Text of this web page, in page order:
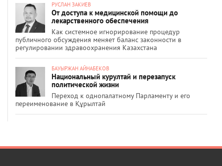
РУСЛАН ЗАКИЕВ
От доступа к медицинской помощи до
лекарственного обеспечения
Как системное игнорирование процедур
публичного обсуждения меняет баланс законности в
регулировании здравоохранения Казахстана
БАУЫРЖАН АЙНАБЕКОВ
Национальный курултай и перезапуск
политической жизни
Переход к однопалатному Парламенту и его
переименование в Құрылтай